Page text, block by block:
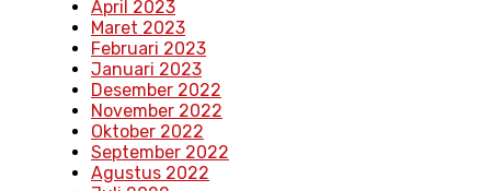
April 2023
Maret 2023
Februari 2023
Januari 2023
Desember 2022
November 2022
Oktober 2022
September 2022
Agustus 2022